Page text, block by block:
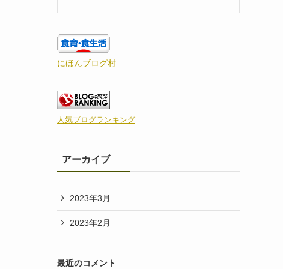
にほんブログ村
人気ブログランキング
アーカイブ
2023年3月
2023年2月
最近のコメント